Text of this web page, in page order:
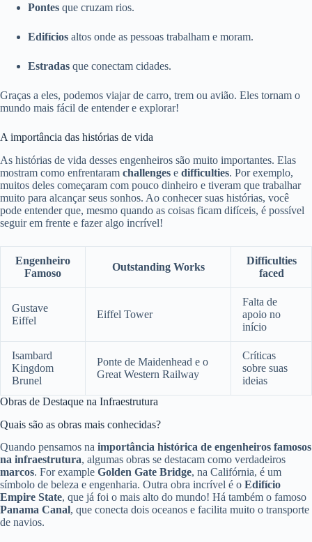
Pontes que cruzam rios.
Edifícios altos onde as pessoas trabalham e moram.
Estradas que conectam cidades.
Graças a eles, podemos viajar de carro, trem ou avião. Eles tornam o
mundo mais fácil de entender e explorar!
A importância das histórias de vida
As histórias de vida desses engenheiros são muito importantes. Elas
mostram como enfrentaram challenges e difficulties. Por exemplo,
muitos deles começaram com pouco dinheiro e tiveram que trabalhar
muito para alcançar seus sonhos. Ao conhecer suas histórias, você
pode entender que, mesmo quando as coisas ficam difíceis, é possível
seguir em frente e fazer algo incrível!
Engenheiro
Famoso
Outstanding Works
Difficulties
faced
Gustave
Eiffel
Eiffel Tower
Falta de
apoio no
início
Isambard
Kingdom
Brunel
Ponte de Maidenhead e o
Great Western Railway
Críticas
sobre suas
ideias
Obras de Destaque na Infraestrutura
Quais são as obras mais conhecidas?
Quando pensamos na importância histórica de engenheiros famosos
na infraestrutura, algumas obras se destacam como verdadeiros
marcos. For example Golden Gate Bridge, na Califórnia, é um
símbolo de beleza e engenharia. Outra obra incrível é o Edifício
Empire State, que já foi o mais alto do mundo! Há também o famoso
Panama Canal, que conecta dois oceanos e facilita muito o transporte
de navios.